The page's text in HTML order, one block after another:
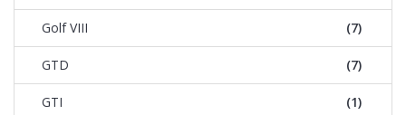
Golf VIII (7)
GTD (7)
GTI (1)